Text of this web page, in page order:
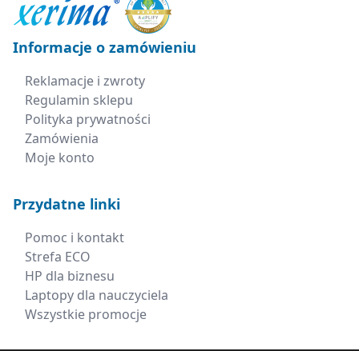
Informacje o zamówieniu
Reklamacje i zwroty
Regulamin sklepu
Polityka prywatności
Zamówienia
Moje konto
Przydatne linki
Pomoc i kontakt
Strefa ECO
HP dla biznesu
Laptopy dla nauczyciela
Wszystkie promocje